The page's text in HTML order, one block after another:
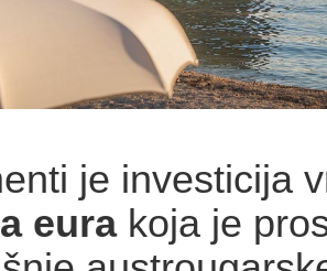
je investicija
eurakoja je